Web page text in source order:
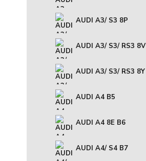
AUDI A3/ S3 8P
AUDI A3/ S3/ RS3 8V
AUDI A3/ S3/ RS3 8Y
AUDI A4 B5
AUDI A4 8E B6
AUDI A4/ S4 B7